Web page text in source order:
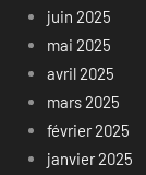
juin 2025
mai 2025
avril 2025
mars 2025
février 2025
janvier 2025